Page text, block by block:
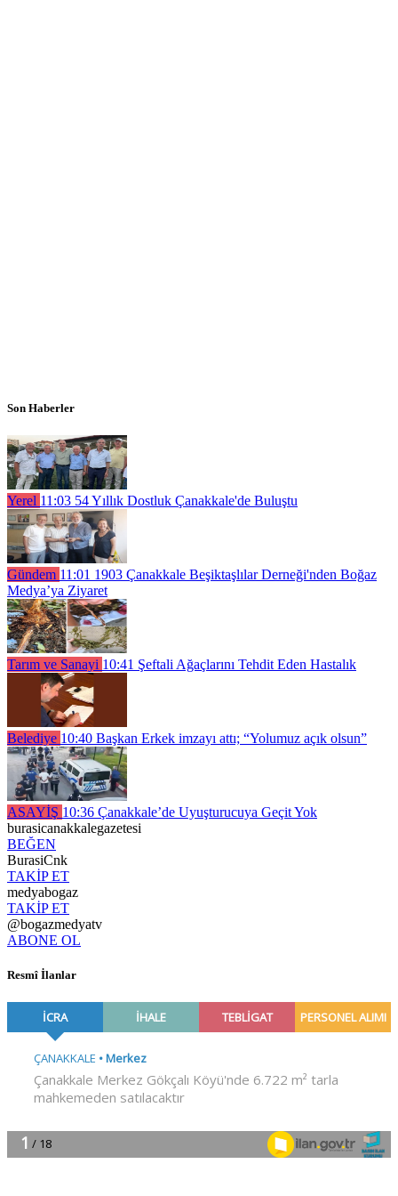
Son Haberler
Yerel 11:03 54 Yıllık Dostluk Çanakkale'de Buluştu
Gündem 11:01 1903 Çanakkale Beşiktaşlılar Derneği'nden Boğaz
Medya’ya Ziyaret
Tarım ve Sanayi 10:41 Şeftali Ağaçlarını Tehdit Eden Hastalık
Belediye 10:40 Başkan Erkek imzayı attı; “Yolumuz açık olsun”
ASAYİŞ 10:36 Çanakkale’de Uyuşturucuya Geçit Yok
burasicanakkalegazetesi
BEĞEN
BurasiCnk
TAKİP ET
medyabogaz
TAKİP ET
@bogazmedyatv
ABONE OL
Resmî İlanlar